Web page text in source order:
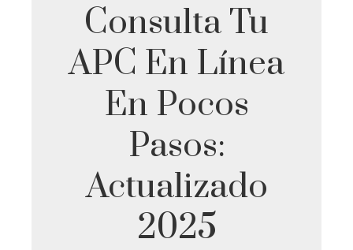
Consulta Tu
APC En Línea
En Pocos
Pasos:
Actualizado
2025